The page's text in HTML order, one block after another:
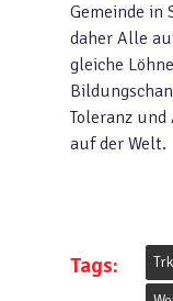
Gemeinde in
daher Alle
gleiche
Toleranz
auf der Welt.
Tags: